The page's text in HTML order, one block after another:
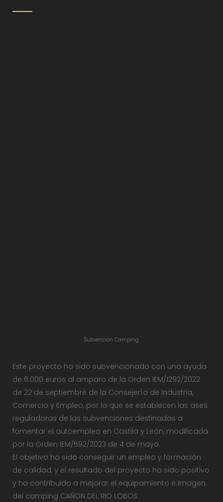
Subvención Camping
Este proyecto ha sido subvencionado con una ayuda
de 6.000 euros al amparo de la Orden IEM/1292/2022
de 22 de septiembre de la Consejería de Industria,
Comercio y Empleo, por la que se establecen las ases
reguladoras de las subvenciones destinadas a
fomentar el autoempleo en Castila y León, modificada
por la Orden IEM/592/2023 de 4 de mayo.
El objetivo ha sido conseguir un empleo y formación
de calidad, y el resultado del proyecto ha sido positivo
y ha contribuido a mejorar el equipamiento e imagen
del camping CAÑON DEL RIO LOBOS.